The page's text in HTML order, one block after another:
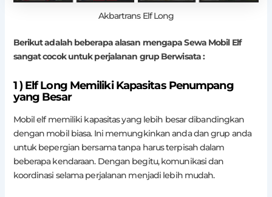
Akbartrans Elf Long
Berikut adalah beberapa alasan mengapa Sewa Mobil Elf
sangat cocok untuk perjalanan grup Berwisata :
1 ) Elf Long Memiliki Kapasitas Penumpang
yang Besar
Mobil elf memiliki kapasitas yang lebih besar dibandingkan
dengan mobil biasa. Ini memungkinkan anda dan grup anda
untuk bepergian bersama tanpa harus terpisah dalam
beberapa kendaraan. Dengan begitu, komunikasi dan
koordinasi selama perjalanan menjadi lebih mudah.